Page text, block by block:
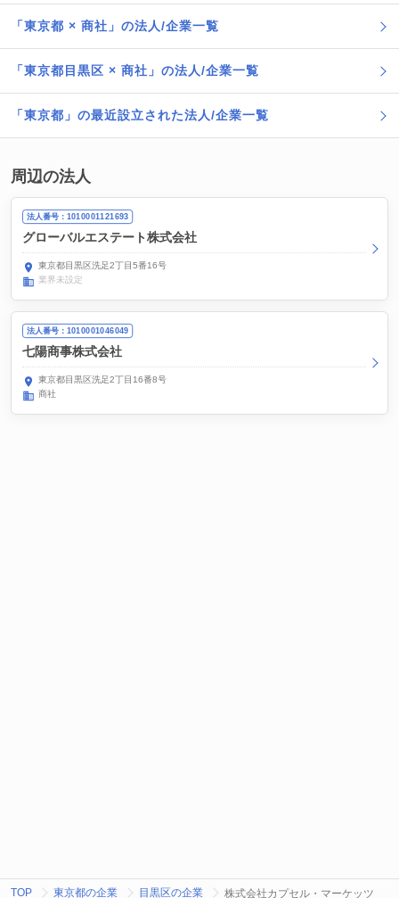
「東京都 × 商社」の法人/企業一覧
「東京都目黒区 × 商社」の法人/企業一覧
「東京都」の最近設立された法人/企業一覧
周辺の法人
法人番号：1010001121693
グローバルエステート株式会社
東京都目黒区洗足2丁目5番16号
業界未設定
法人番号：1010001046049
七陽商事株式会社
東京都目黒区洗足2丁目16番8号
商社
TOP 東京都の企業 目黒区の企業 株式会社カプセル・マーケッツ